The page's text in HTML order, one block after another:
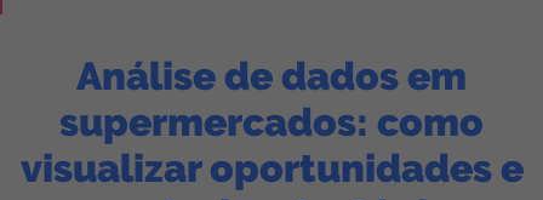
Análise de dados em
supermercados: como
visualizar oportunidades e